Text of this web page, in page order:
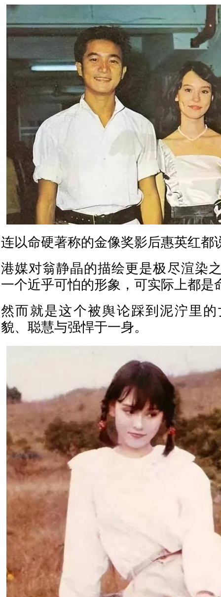
连以命硬著称的金像奖影后惠英红都
港媒对翁静晶的描绘更是极尽渲染
一个近乎可怕的形象，可实际上都是
然而就是这个被舆论踩到泥泞里
貌、聪慧与强悍于一身。